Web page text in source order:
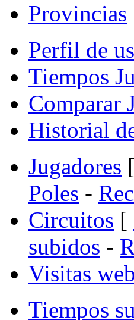
Provincias
Perfil de
Tiempos
Comparar
Historial
Jugadores [
Poles -
Circuitos [
subidos -
Visitas web
Tiempos